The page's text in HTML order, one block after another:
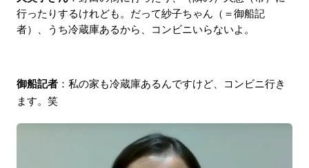
行ったりするけれども。だって紗子ちゃん（＝御船記
者）、うち冷蔵庫あるから、コンビニいらないよ。
御船記者：私の家も冷蔵庫あるんですけど、コンビニ行き
ます。笑